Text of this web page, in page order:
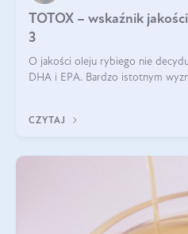
TOTOX – wskaźnik
3
O jakości oleju rybiego nie
DHA i EPA. Bardzo istotnym
CZYTAJ